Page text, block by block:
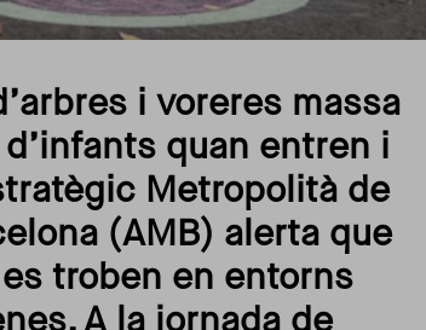
i voreres massa
quan entren i
Metropolità de
(AMB) alerta que
troben en entorns